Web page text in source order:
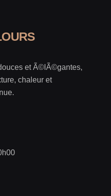
et Ã©lÃ©gantes,
chaleur et